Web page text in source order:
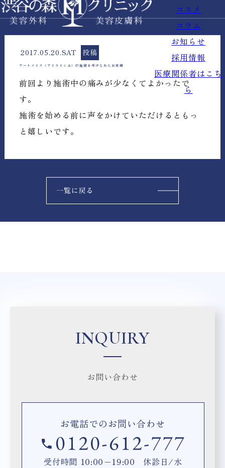
コスメ
コラム
お知らせ
採用情報
医療関係者はこち
ら
2017.05.20.SAT 投稿
アートメイク（アイライン上）の施術を受けられたお客様
前回より施術中の痛みが少なくてよかったで
す。
施術を始める前に声をかけていただけるともっ
と嬉しいです。
INQUIRY
お問い合わせ
お電話でのお問い合わせ
受付時間 10:00−19:00 休診日/水